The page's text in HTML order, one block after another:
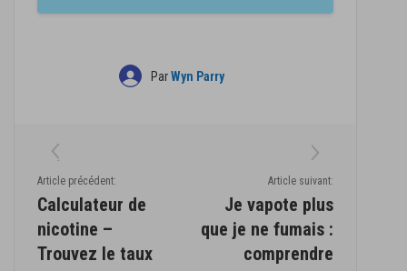
ParWyn Parry
Article précédent:
Calculateur de
nicotine –
Trouvez le taux
Article suivant:
Je vapote plus
que je ne fumais :
comprendre